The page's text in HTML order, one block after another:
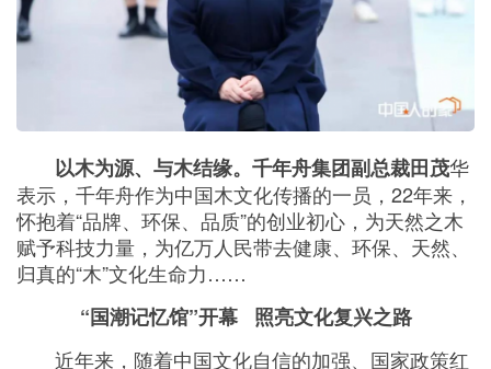
以木为源、与木结缘。千年舟集团副总裁田茂华
表示，千年舟作为中国木文化传播的一员，22年来，
怀抱着“品牌、环保、品质”的创业初心，为天然之木
赋予科技力量，为亿万人民带去健康、环保、天然、
归真的“木”文化生命力……
“国潮记忆馆”开幕 照亮文化复兴之路
近年来，随着中国文化自信的加强、国家政策红